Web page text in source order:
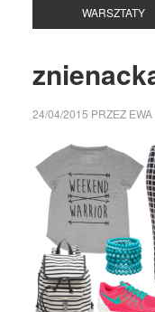
WARSZTATY
24/04/2015 PRZEZ EWA